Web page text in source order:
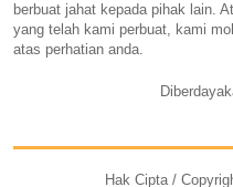
berbuat jahat kepada pihak lain.
yang telah kami perbuat, kami
atas perhatian anda.
Hak Cipta /